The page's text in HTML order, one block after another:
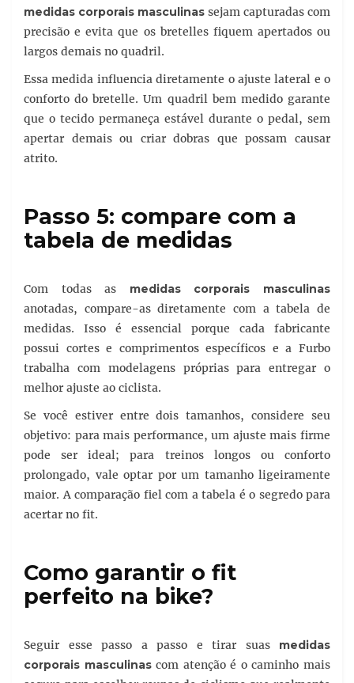
medidas corporais masculinas sejam capturadas com
precisão e evita que os bretelles fiquem apertados ou
largos demais no quadril.
Essa medida influencia diretamente o ajuste lateral e o
conforto do bretelle. Um quadril bem medido garante
que o tecido permaneça estável durante o pedal, sem
apertar demais ou criar dobras que possam causar
atrito.
Passo 5: compare com a
tabela de medidas
Com todas as medidas corporais masculinas
anotadas, compare-as diretamente com a tabela de
medidas. Isso é essencial porque cada fabricante
possui cortes e comprimentos específicos e a Furbo
trabalha com modelagens próprias para entregar o
melhor ajuste ao ciclista.
Se você estiver entre dois tamanhos, considere seu
objetivo: para mais performance, um ajuste mais firme
pode ser ideal; para treinos longos ou conforto
prolongado, vale optar por um tamanho ligeiramente
maior. A comparação fiel com a tabela é o segredo para
acertar no fit.
Como garantir o fit
perfeito na bike?
Seguir esse passo a passo e tirar suas medidas
corporais masculinascom atenção é o caminho mais